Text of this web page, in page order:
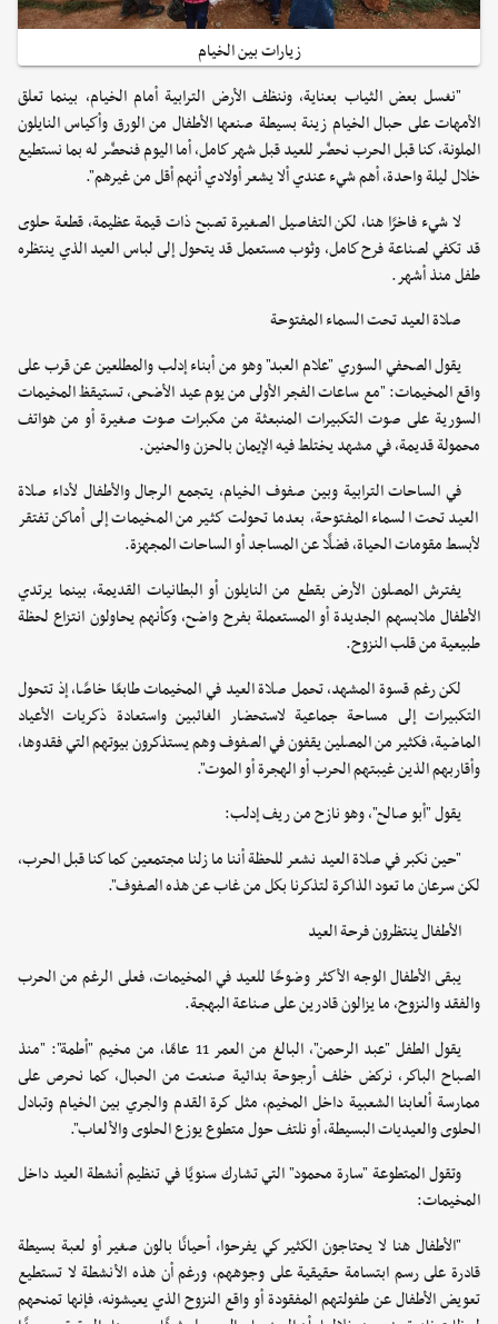
زيارات بين الخيام
"نغسل بعض الثياب بعناية، وننظف الأرض الترابية أمام الخيام، بينما تعلق
الأمهات على حبال الخيام زينة بسيطة صنعها الأطفال من الورق وأكياس النايلون
الملونة، كنا قبل الحرب نحضّر للعيد قبل شهر كامل، أما اليوم فنحضّر له بما نستطيع
خلال ليلة واحدة، أهم شيء عندي ألا يشعر أولادي أنهم أقل من غيرهم".
لا شيء فاخرًا هنا، لكن التفاصيل الصغيرة تصبح ذات قيمة عظيمة، قطعة حلوى
قد تكفي لصناعة فرح كامل، وثوب مستعمل قد يتحول إلى لباس العيد الذي ينتظره
طفل منذ أشهر.
صلاة العيد تحت السماء المفتوحة
يقول الصحفي السوري "علام العبد" وهو من أبناء إدلب والمطلعين عن قرب على
واقع المخيمات: "مع ساعات الفجر الأولى من يوم عيد الأضحى، تستيقظ المخيمات
السورية على صوت التكبيرات المنبعثة من مكبرات صوت صغيرة أو من هواتف
محمولة قديمة، في مشهد يختلط فيه الإيمان بالحزن والحنين.
في الساحات الترابية وبين صفوف الخيام، يتجمع الرجال والأطفال لأداء صلاة
العيد تحت السماء المفتوحة، بعدما تحولت كثير من المخيمات إلى أماكن تفتقر
لأبسط مقومات الحياة، فضلًا عن المساجد أو الساحات المجهزة.
يفترش المصلون الأرض بقطع من النايلون أو البطانيات القديمة، بينما يرتدي
الأطفال ملابسهم الجديدة أو المستعملة بفرح واضح، وكأنهم يحاولون انتزاع لحظة
طبيعية من قلب النزوح.
لكن رغم قسوة المشهد، تحمل صلاة العيد في المخيمات طابعًا خاصًا، إذ تتحول
التكبيرات إلى مساحة جماعية لاستحضار الغائبين واستعادة ذكريات الأعياد
الماضية، فكثير من المصلين يقفون في الصفوف وهم يستذكرون بيوتهم التي فقدوها،
وأقاربهم الذين غيبتهم الحرب أو الهجرة أو الموت".
يقول "أبو صالح"، وهو نازح من ريف إدلب:
"حين نكبر في صلاة العيد نشعر للحظة أننا ما زلنا مجتمعين كما كنا قبل الحرب،
لكن سرعان ما تعود الذاكرة لتذكرنا بكل من غاب عن هذه الصفوف".
الأطفال ينتظرون فرحة العيد
يبقى الأطفال الوجه الأكثر وضوحًا للعيد في المخيمات، فعلى الرغم من الحرب
والفقد والنزوح، ما يزالون قادرين على صناعة البهجة.
يقول الطفل "عبد الرحمن"، البالغ من العمر 11 عامًا، من مخيم "أطمة": "منذ
الصباح الباكر، نركض خلف أرجوحة بدائية صنعت من الحبال، كما نحرص على
ممارسة ألعابنا الشعبية داخل المخيم، مثل كرة القدم والجري بين الخيام وتبادل
الحلوى والعيديات البسيطة، أو نلتف حول متطوع يوزع الحلوى والألعاب".
وتقول المتطوعة "سارة محمود" التي تشارك سنويًا في تنظيم أنشطة العيد داخل
المخيمات:
"الأطفال هنا لا يحتاجون الكثير كي يفرحوا، أحيانًا بالون صغير أو لعبة بسيطة
قادرة على رسم ابتسامة حقيقية على وجوههم، ورغم أن هذه الأنشطة لا تستطيع
تعويض الأطفال عن طفولتهم المفقودة أو واقع النزوح الذي يعيشونه، فإنها تمنحهم